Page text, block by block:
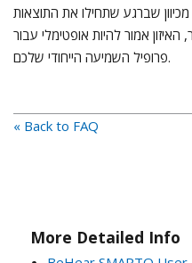
שברגע שתחילו את התוצאות
אמור להיות אופטימלי עבור
פרופיל השמיעה הייחודי שלכם.
« Back to FAQ
More Detailed Info